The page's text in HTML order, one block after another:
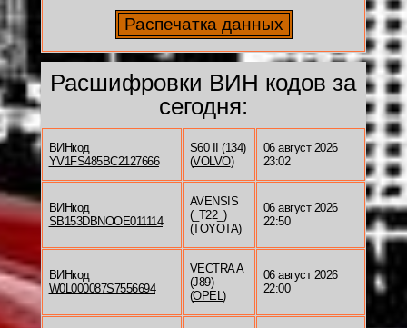
Расшифровки ВИН кодов за
сегодня:
ВИНкод
YV1FS485BC2127666
S60 II (134)
(VOLVO)
06 август 2026
23:02
ВИНкод
SB153DBNOOE011114
AVENSIS
(_T22_)
(TOYOTA)
06 август 2026
22:50
ВИНкод
W0L000087S7556694
VECTRA A
(J89)
(OPEL)
06 август 2026
22:00